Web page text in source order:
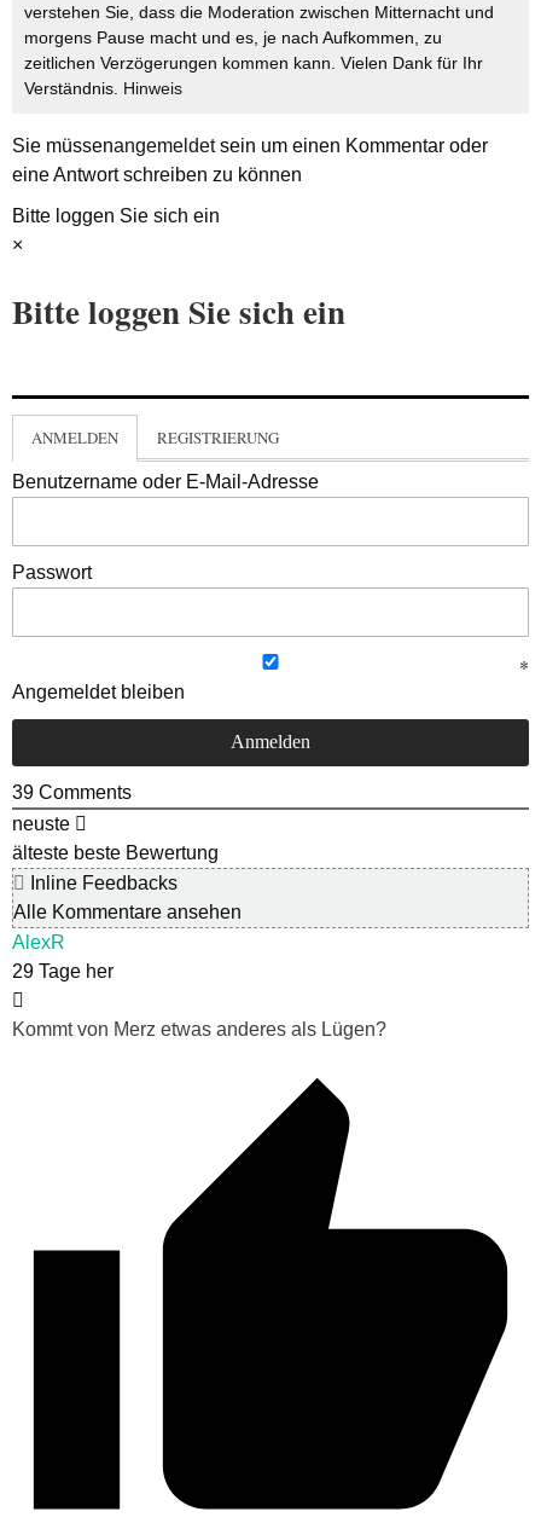
verstehen Sie, dass die Moderation zwischen Mitternacht und
morgens Pause macht und es, je nach Aufkommen, zu
zeitlichen Verzögerungen kommen kann. Vielen Dank für Ihr
Verständnis. Hinweis
Sie müssenangemeldetsein um einen Kommentar oder
eine Antwort schreiben zu können
Bitte loggen Sie sich ein
×
Bitte loggen Sie sich ein
ANMELDEN REGISTRIERUNG
Benutzername oder E-Mail-Adresse
Passwort
Angemeldet bleiben
39 Comments
neuste
älteste beste Bewertung
Inline Feedbacks
Alle Kommentare ansehen
AlexR
29 Tage her
Kommt von Merz etwas anderes als Lügen?